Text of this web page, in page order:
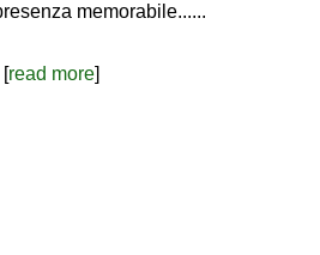
memorabile......
[read more]